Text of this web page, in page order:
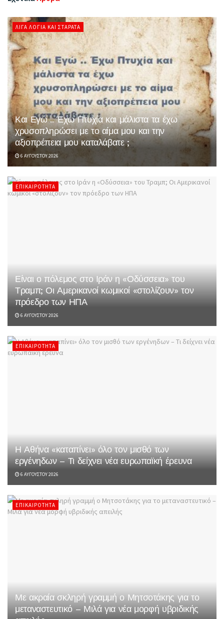
ΛΊΓΑ ΛΌΓΙΑ ΚΑΙ ΣΤΑΡΆΤΑ
Και Εγώ .. Έχω Πτυχία και μάλιστα τα έχω
χρυσοπληρώσει με το αίμα μου και την
αξιοπρέπεια μου καταλάβατε ;
6 ΑΥΓΟΎΣΤΟΥ 2026
ΕΠΙΚΑΙΡΌΤΗΤΑ
Είναι ο πόλεμος στο Ιράν η «Οδύσσεια» του
Τραμπ; Οι Αμερικανοί κωμικοί «στολίζουν» τον
πρόεδρο των ΗΠΑ
6 ΑΥΓΟΎΣΤΟΥ 2026
ΕΠΙΚΑΙΡΌΤΗΤΑ
Η Αθήνα «καταπίνει» όλο τον μισθό των
εργένηδων – Τι δείχνει νέα ευρωπαϊκή έρευνα
6 ΑΥΓΟΎΣΤΟΥ 2026
ΕΠΙΚΑΙΡΌΤΗΤΑ
Με ακραία σκληρή γραμμή ο Μητσοτάκης για το
μεταναστευτικό – Μιλά για νέα μορφή υβριδικής